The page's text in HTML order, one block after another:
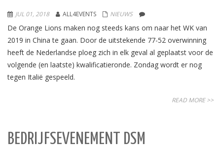
JUL 01, 2018 ALL4EVENTS NIEUWS
De Orange Lions maken nog steeds kans om naar het WK van
2019 in China te gaan. Door de uitstekende 77-52 overwinning
heeft de Nederlandse ploeg zich in elk geval al geplaatst voor de
volgende (en laatste) kwalificatieronde. Zondag wordt er nog
tegen Italië gespeeld.
READ MORE >>
BEDRIJFSEVENEMENT DSM